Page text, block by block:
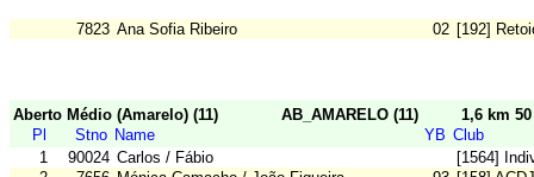
7823 Ana Sofia Ribeiro 02 [192]
Aberto Médio (Amarelo) (11) AB_AMARELO (11)
1,6 km
Pl
Stno Name YB Club
1
90024 Carlos / Fábio
[1564]